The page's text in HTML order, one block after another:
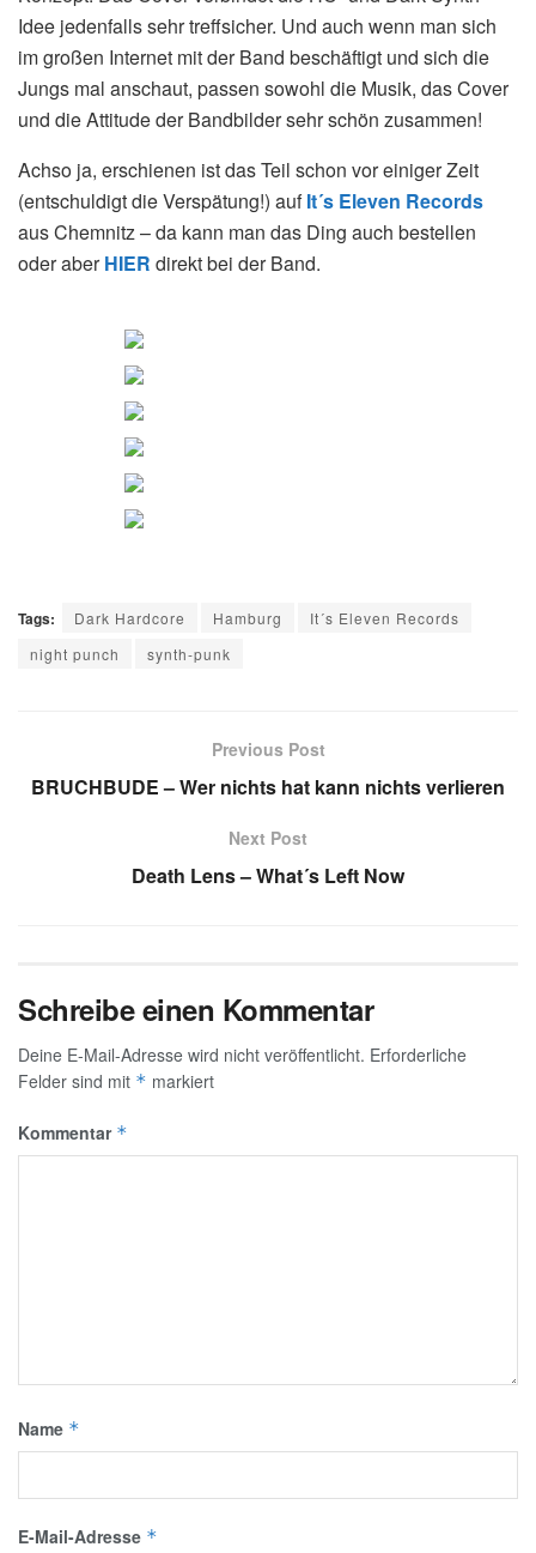
Idee jedenfalls sehr treffsicher. Und auch wenn man sich
im großen Internet mit der Band beschäftigt und sich die
Jungs mal anschaut, passen sowohl die Musik, das Cover
und die Attitude der Bandbilder sehr schön zusammen!
Achso ja, erschienen ist das Teil schon vor einiger Zeit
(entschuldigt die Verspätung!) aufIt´s Eleven Records
aus Chemnitz – da kann man das Ding auch bestellen
oder aberHIER direkt bei der Band.
Tags: Dark Hardcore Hamburg
It´s Eleven Records
night punch
synth-punk
Previous Post
BRUCHBUDE – Wer nichts hat kann nichts verlieren
Next Post
Death Lens – What´s Left Now
Schreibe einen Kommentar
Deine E-Mail-Adresse wird nicht veröffentlicht. Erforderliche
Felder sind mit * markiert
Kommentar *
Name *
E-Mail-Adresse *